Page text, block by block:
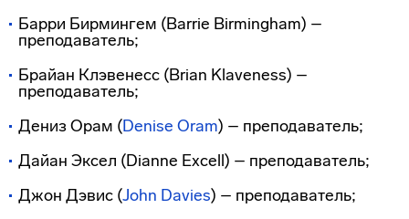
Барри Бирмингем (Barrie Birmingham) –
преподаватель;
Брайан Клэвенесс (Brian Klaveness) –
преподаватель;
Дениз Орам (Denise Oram) – преподаватель;
Дайан Эксел (Dianne Excell) – преподаватель;
Джон Дэвис (John Davies) – преподаватель;